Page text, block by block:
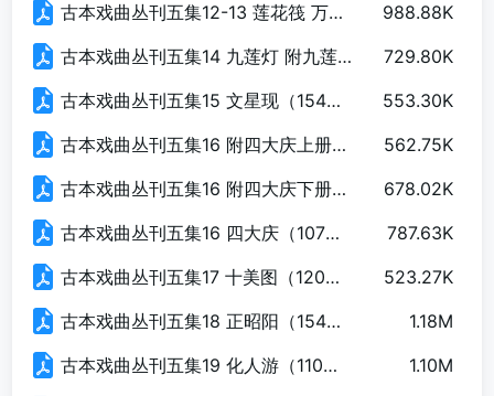
古本戏曲丛刊五集12-13 莲花筏 万寿冠（207页）.pdf
988.88K
古本戏曲丛刊五集14 九莲灯 附九莲灯（165页）.pdf
729.80K
古本戏曲丛刊五集15 文星现（154页）.pdf
553.30K
古本戏曲丛刊五集16 附四大庆上册（172页）.pdf
562.75K
古本戏曲丛刊五集16 附四大庆下册（178页）.pdf
678.02K
古本戏曲丛刊五集16 四大庆（107页）.pdf
787.63K
古本戏曲丛刊五集17 十美图（120页）.pdf
523.27K
古本戏曲丛刊五集18 正昭阳（154页）.pdf
1.18M
古本戏曲丛刊五集19 化人游（110页）.pdf
1.10M